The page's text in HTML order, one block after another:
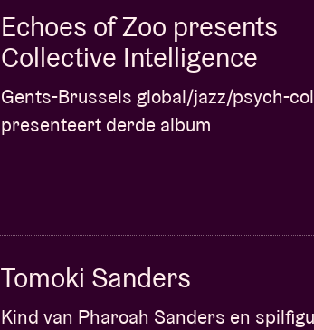
Echoes of Zoo presents
Collective Intelligence
Gents-Brussels global/jazz/psych-
presenteert derde album
Tomoki Sanders
Kind van Pharoah Sanders en